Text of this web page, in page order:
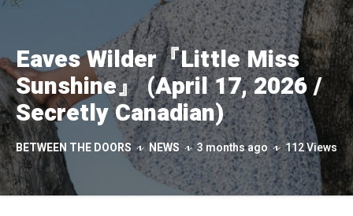
Eaves Wilder『Little Miss
Sunshine』 (April 17, 2026 /
Secretly Canadian)
BETWEEN THE DOORS NEWS 3 months ago 112 Views